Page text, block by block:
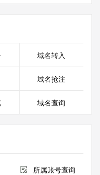
域名转入
域名抢注
域名查询
所属账号查询